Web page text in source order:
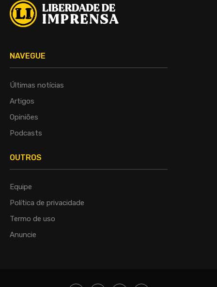
NAVEGUE
Últimas notícias
Artigos
Opiniões
Podcasts
OUTROS
Equipe
Política de privacidade
Termo de uso
Anuncie